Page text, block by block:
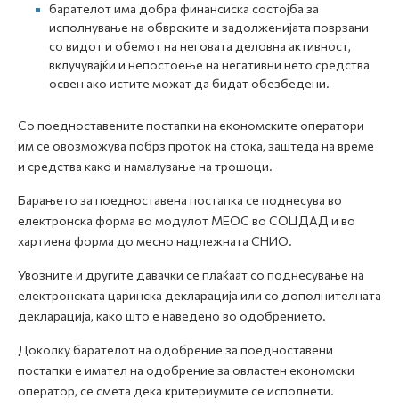
барателот има добра финансиска состојба за
исполнување на обврските и задолженијата поврзани
со видот и обемот на неговата деловна активност,
вклучувајќи и непостоење на негативни нето средства
освен ако истите можат да бидат обезбедени.
Со поедноставените постапки на економските оператори
им се овозможува побрз проток на стока, заштеда на време
и средства како и намалување на трошоци.
Барањето за поедноставена постапка се поднесува во
електронска форма во модулот МЕОС во СОЦДАД и во
хартиена форма до месно надлежната СНИО.
Увозните и другите давачки се плаќаат со поднесување на
електронската царинска декларација или со дополнителната
декларација, како што е наведено во одобрението.
Доколку барателот на одобрение за поедноставени
постапки е имател на одобрение за овластен економски
оператор, се смета дека критериумите се исполнети.